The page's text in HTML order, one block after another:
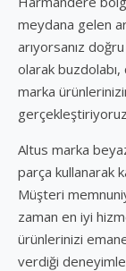
meydana gelen
arıyorsanız
olarak
marka
Altus marka
parça kullanarak
Müşteri
zaman en iyi
ürünlerinizi
verdiği deneyimle